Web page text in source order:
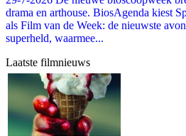
drama en arthouse. BiosAgenda kiest
als Film van de Week: de nieuwste
superheld, waarmee...
Laatste filmnieuws